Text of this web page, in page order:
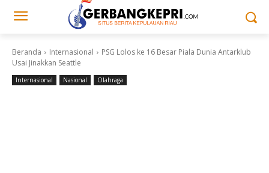
Beranda Internasional
PSG Lolos ke 16 Besar Piala Dunia Antarklub
Usai Jinakkan Seattle
Internasional Nasional Olahraga